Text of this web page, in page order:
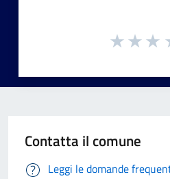
Contatta il comune
Leggi le domande